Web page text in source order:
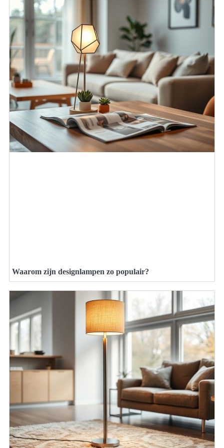
Waarom zijn designlampen zo populair?